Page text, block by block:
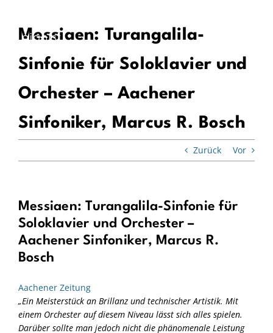
springen
Mein Freistil
Aktuelles
Termine
Diskografie
Media
Projekte & Programme
Kontakt & Links
Messiaen: Turangalila-
Sinfonie für Soloklavier und
Orchester – Aachener
Sinfoniker, Marcus R. Bosch
Zurück Vor
Messiaen: Turangalila-Sinfonie für
Soloklavier und Orchester –
Aachener Sinfoniker, Marcus R.
Bosch
Aachener Zeitung
„Ein Meisterstück an Brillanz und technischer Artistik. Mit
einem Orchester auf diesem Niveau lässt sich alles spielen.
Darüber sollte man jedoch nicht die phänomenale Leistung